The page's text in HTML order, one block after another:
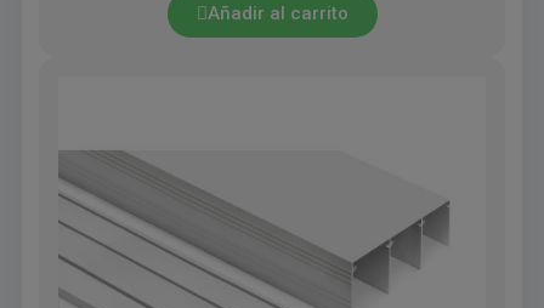
Añadir al carrito